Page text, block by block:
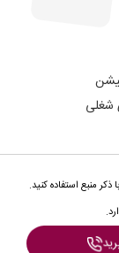
منبع استفاده کنید.